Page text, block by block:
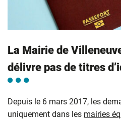
La Mairie de
délivre pas de titres
Depuis le 6 mars 2017, les
uniquement dans les mairies